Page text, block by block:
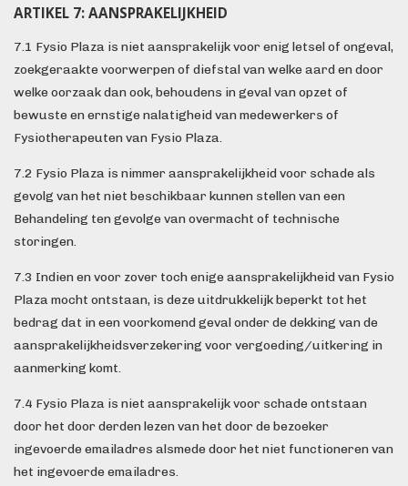
ARTIKEL 7: AANSPRAKELIJKHEID
7.1 Fysio Plaza is niet aansprakelijk voor enig letsel of ongeval,
zoekgeraakte voorwerpen of diefstal van welke aard en door
welke oorzaak dan ook, behoudens in geval van opzet of
bewuste en ernstige nalatigheid van medewerkers of
Fysiotherapeuten van Fysio Plaza.
7.2 Fysio Plaza is nimmer aansprakelijkheid voor schade als
gevolg van het niet beschikbaar kunnen stellen van een
Behandeling ten gevolge van overmacht of technische
storingen.
7.3 Indien en voor zover toch enige aansprakelijkheid van Fysio
Plaza mocht ontstaan, is deze uitdrukkelijk beperkt tot het
bedrag dat in een voorkomend geval onder de dekking van de
aansprakelijkheidsverzekering voor vergoeding/uitkering in
aanmerking komt.
7.4 Fysio Plaza is niet aansprakelijk voor schade ontstaan
door het door derden lezen van het door de bezoeker
ingevoerde emailadres alsmede door het niet functioneren van
het ingevoerde emailadres.